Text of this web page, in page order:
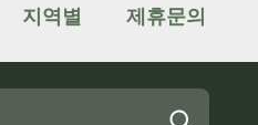
지역별 제휴문의